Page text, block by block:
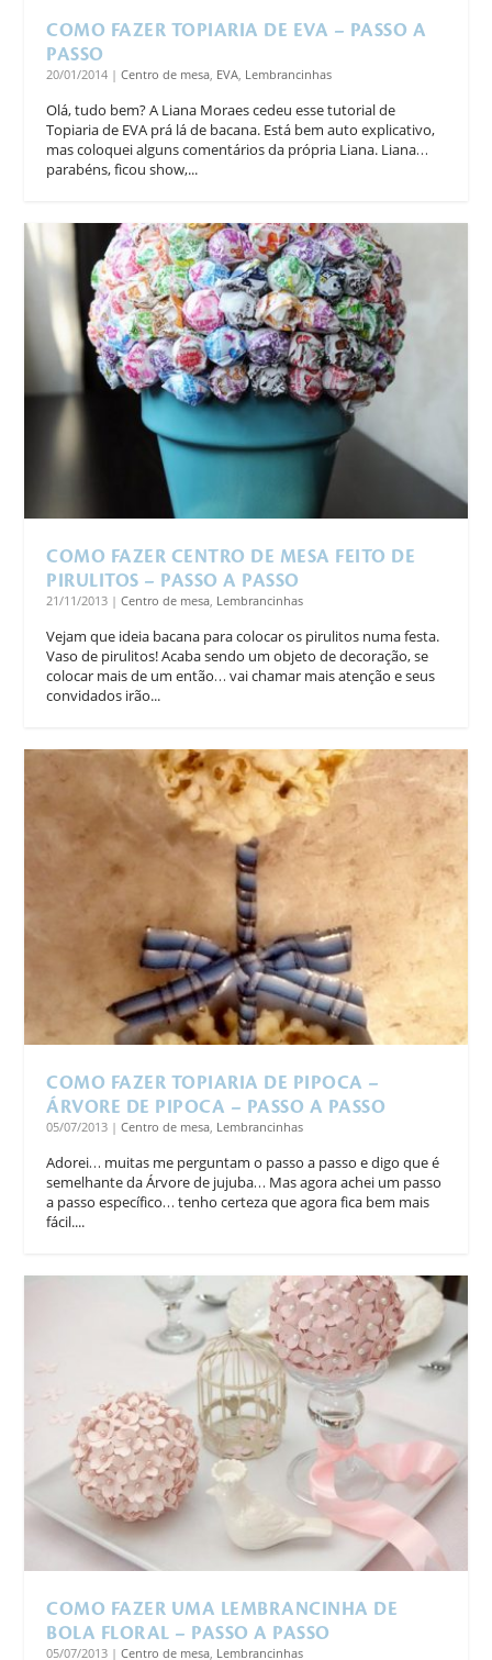
COMO FAZER TOPIARIA DE EVA – PASSO A
PASSO
20/01/2014 |Centro de mesa, EVA, Lembrancinhas
Olá, tudo bem? A Liana Moraes cedeu esse tutorial de
Topiaria de EVA prá lá de bacana. Está bem auto explicativo,
mas coloquei alguns comentários da própria Liana. Liana…
parabéns, ficou show,...
COMO FAZER CENTRO DE MESA FEITO DE
PIRULITOS – PASSO A PASSO
21/11/2013 |Centro de mesa, Lembrancinhas
Vejam que ideia bacana para colocar os pirulitos numa festa.
Vaso de pirulitos! Acaba sendo um objeto de decoração, se
colocar mais de um então… vai chamar mais atenção e seus
convidados irão...
COMO FAZER TOPIARIA DE PIPOCA –
ÁRVORE DE PIPOCA – PASSO A PASSO
05/07/2013 |Centro de mesa Lembrancinhas
Adorei… muitas me perguntam o passo a passo e digo que é
semelhante da Árvore de jujuba… Mas agora achei um passo
a passo específico… tenho certeza que agora fica bem mais
fácil....
COMO FAZER UMA LEMBRANCINHA DE
BOLA FLORAL – PASSO A PASSO
05/07/2013 |Centro de mesa Lembrancinhas